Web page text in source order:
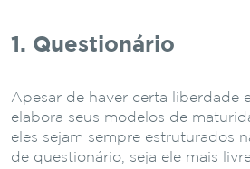
1. Questionário
Apesar de haver certa liberdade
elabora seus modelos de
eles sejam sempre estruturados
de questionário, seja ele mais